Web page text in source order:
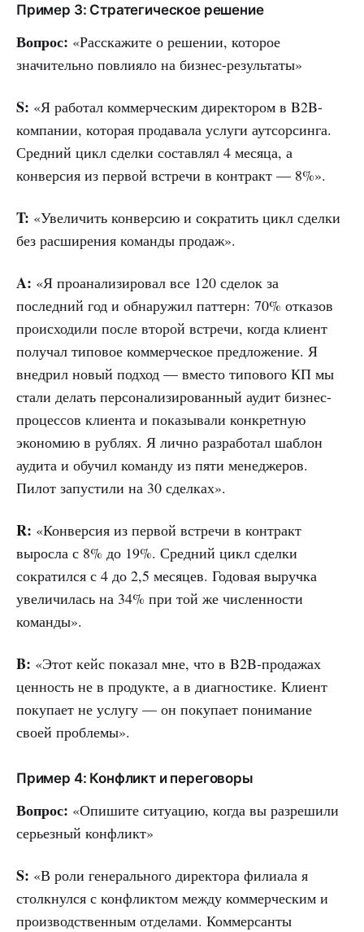
Пример 3: Стратегическое решение
Вопрос: «Расскажите о решении, которое
значительно повлияло на бизнес-результаты»
S: «Я работал коммерческим директором в B2B-
компании, которая продавала услуги аутсорсинга.
Средний цикл сделки составлял 4 месяца, а
конверсия из первой встречи в контракт — 8%».
T: «Увеличить конверсию и сократить цикл сделки
без расширения команды продаж».
A: «Я проанализировал все 120 сделок за
последний год и обнаружил паттерн: 70% отказов
происходили после второй встречи, когда клиент
получал типовое коммерческое предложение. Я
внедрил новый подход — вместо типового КП мы
стали делать персонализированный аудит бизнес-
процессов клиента и показывали конкретную
экономию в рублях. Я лично разработал шаблон
аудита и обучил команду из пяти менеджеров.
Пилот запустили на 30 сделках».
R: «Конверсия из первой встречи в контракт
выросла с 8% до 19%. Средний цикл сделки
сократился с 4 до 2,5 месяцев. Годовая выручка
увеличилась на 34% при той же численности
команды».
B: «Этот кейс показал мне, что в B2B-продажах
ценность не в продукте, а в диагностике. Клиент
покупает не услугу — он покупает понимание
своей проблемы».
Пример 4: Конфликт и переговоры
Вопрос: «Опишите ситуацию, когда вы разрешили
серьезный конфликт»
S: «В роли генерального директора филиала я
столкнулся с конфликтом между коммерческим и
производственным отделами. Коммерсанты